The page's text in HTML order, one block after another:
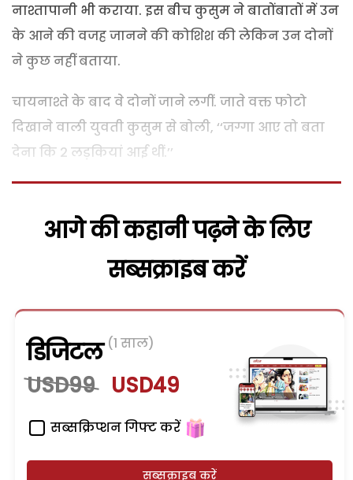
नाश्तापानी भी कराया. इस बीच कुसुम ने बातोंबातों में उन
के आने की वजह जानने की कोशिश की लेकिन उन दोनों
ने कुछ नहीं बताया.
चायनाश्ते के बाद वे दोनों जाने लगीं. जाते वक्त फोटो
दिखाने वाली युवती कुसुम से बोली, ‘‘जग्गा आए तो बता
देना कि 2 लड़कियां आई थीं.’’
आगे की कहानी पढ़ने के लिए
सब्सक्राइब करें
डिजिटल (1 साल)
USD99 USD49
सब्सक्रिप्शन गिफ्ट करें
सब्सक्राइब करें